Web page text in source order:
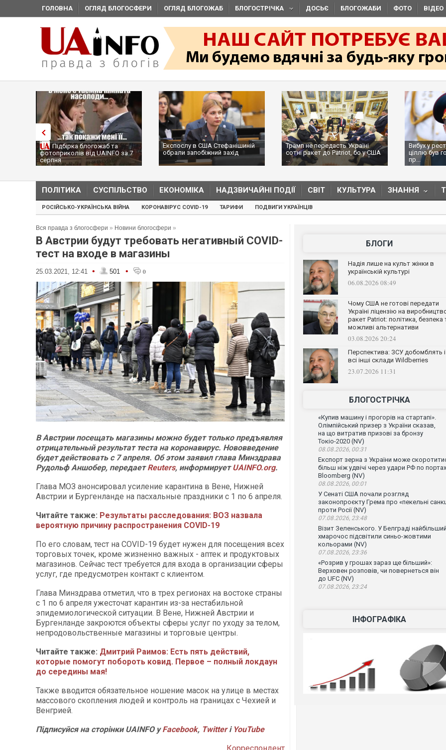
ГОЛОВНА ОГЛЯД БЛОГОСФЕРИ ОГЛЯД БЛОГОЖАБ БЛОГОСТРІЧКА ДОСЬЄ БЛОГОЖАБИ ФОТО ВІДЕО
Підбірка блогожаб та
фотоприколів від UAINFO за 7
серпня
Експослу в США Стефанішиній
обрали запобіжний захід
Трамп не передасть Україні
сотні ракет до Patriot, бо у США
...
Вибух у
ціллю був
пр...
ПОЛІТИКА СУСПІЛЬСТВО ЕКОНОМІКА НАДЗВИЧАЙНІ ПОДІЇ СВІТ КУЛЬТУРА ЗНАННЯ
РОСІЙСЬКО-УКРАЇНСЬКА ВІЙНА КОРОНАВІРУС COVID-19 ТАРИФИ ПОДВИГИ УКРАЇНЦІВ
Вся правда з блогосфери » Новини блогосфери »
В Австрии будут требовать негативный COVID-
тест на входе в магазины
25.03.2021, 12:41 • 501 • 0
В Австрии посещать магазины можно будет только предъявляя
отрицательный результат теста на коронавирус. Нововведение
будет действовать с 7 апреля. Об этом заявил глава Минздрава
Рудольф Аншобер, передаетReuters, информируетUAINFO.org.
Глава МОЗ анонсировал усиление карантина в Вене, Нижней
Австрии и Бургенланде на пасхальные праздники с 1 по 6 апреля.
Читайте также: Результаты расследования: ВОЗ назвала
вероятную причину распространения COVID-19
По его словам, тест на COVID-19 будет нужен для посещения всех
торговых точек, кроме жизненно важных - аптек и продуктовых
магазинов. Сейчас тест требуется для входа в организации сферы
услуг, где предусмотрен контакт с клиентом.
Глава Минздрава отметил, что в трех регионах на востоке страны
с 1 по 6 апреля ужесточат карантин из-за нестабильной
эпидемиологической ситуации. В Вене, Нижней Австрии и
Бургенланде закроются объекты сферы услуг по уходу за телом,
непродовольственные магазины и торговые центры.
Читайте также: Дмитрий Раимов: Есть пять действий,
которые помогут побороть ковид. Первое – полный локдаун
до середины мая!
Также вводится обязательное ношение масок на улице в местах
массового скопления людей и контроль на границах с Чехией и
Венгрией.
Підписуйся на сторінки UAINFO уFacebook, Twitterі YouTube
БЛОГИ
Надія лише на культ жінки в
українській культурі
06.08.2026 08:49
Чому США не готові передати
Україні ліцензію на
ракет Patriot: політика, безпека
можливі альтернативи
03.08.2026 20:24
Перспектива: ЗСУ добомблять і
всі інші склади Wildberries
23.07.2026 11:31
БЛОГОСТРІЧКА
«Купив машину і прогорів на стартапі».
Олімпійський призер з України сказав,
на що витратив призові за бронзу
Токіо-2020 (NV)
08.08.2026, 00:31
Експорт зерна з України може
більш ніж удвічі через удари РФ по
Bloomberg (NV)
08.08.2026, 00:01
У Сенаті США почали розгляд
законопроєкту Грема про «пекельні
проти Росії (NV)
07.08.2026, 23:48
Візит Зеленського. У Белграді найбільший
хмарочос підсвітили синьо-жовтими
кольорами (NV)
07.08.2026, 23:36
«Розрив у грошах зараз ще більший»:
Верховен розповів, чи повернеться він
до UFC (NV)
07.08.2026, 23:24
ІНФОГРАФІКА